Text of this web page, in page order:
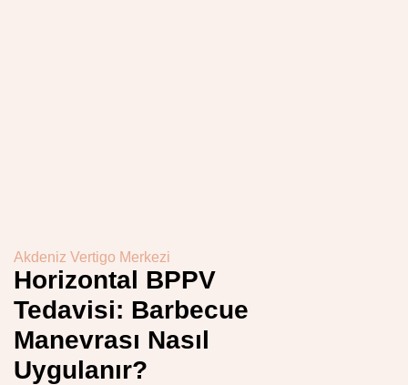
Akdeniz Vertigo Merkezi
Horizontal BPPV
Tedavisi: Barbecue
Manevrası Nasıl
Uygulanır?